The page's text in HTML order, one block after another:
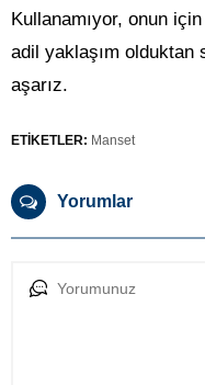
Kullanamıyor, onun
adil yaklaşım olduktan
aşarız.
ETİKETLER: Manset
Yorumlar